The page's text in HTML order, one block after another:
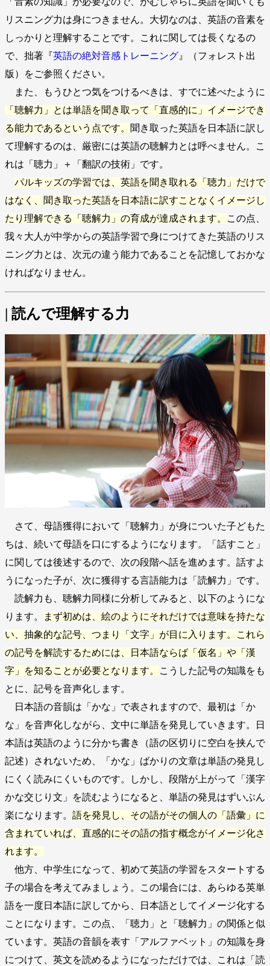
リスニング力は身につきません。大切なのは、英語の音素を
しっかりと理解することです。これに関しては長くなるの
で、拙著『英語の絶対音感トレーニング 』（フォレスト出
版）をご参照ください。
また、もうひとつ気をつけるべきは、すでに述べたように
「聴解力」とは単語を聞き取って「直感的に」イメージでき
る能力であるという点です。 聞き取った英語を日本語に訳し
て理解するのは、厳密には英語の聴解力とは呼べません。こ
れは「聴力」＋「翻訳の技術」です。
パルキッズの学習では、英語を聞き取れる「聴力」だけで
はなく、聞き取った英語を日本語に訳すことなくイメージし
たり理解できる「聴解力」の育成が達成されます。
この点、
我々大人が中学からの英語学習で身につけてきた英語のリス
ニング力とは、次元の違う能力であることを記憶しておかな
ければなりません。
| 読んで理解する力
さて、母語獲得において「聴解力」が身についた子どもた
ちは、続いて母語を口にするようになります。「話すこと」
に関しては後述するので、次の段階へ話を進めます。話すよ
うになった子が、次に獲得する言語能力は「読解力」です。
読解力も、聴解力同様に分析してみると、以下のようにな
ります。
まず初めは、絵のようにそれだけでは意味を持たな
い、抽象的な記号、つまり「文字」が目に入ります。これら
の記号を解読するためには、日本語ならば「仮名」や「漢
字」を知ることが必要となります。
こうした記号の知識をも
とに、記号を音声化します。
日本語の音韻は「かな」で表されますので、最初は「か
な」を音声化しながら、文中に単語を発見していきます。日
本語は英語のように分かち書き（語の区切りに空白を挟んで
記述）されないため、「かな」ばかりの文章は単語の発見し
にくく読みにくいものです。しかし、段階が上がって「漢字
かな交じり文」を読むようになると、単語の発見はずいぶん
楽になります。 語を発見し、その語がその個人の「語彙」に
含まれていれば、直感的にその語の指す概念がイメージ化さ
れます。
他方、中学生になって、初めて英語の学習をスタートする
子の場合を考えてみましょう。この場合には、あらゆる英単
語を一度日本語に訳してから、日本語としてイメージ化する
ことになります。この点、「聴力」と「聴解力」の関係と似
ています。英語の音韻を表す「アルファベット」の知識を身
につけて、英文を読めるようになっただけでは、これは「読